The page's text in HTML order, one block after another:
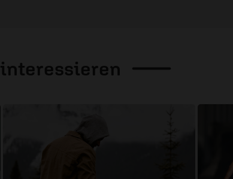
interessieren